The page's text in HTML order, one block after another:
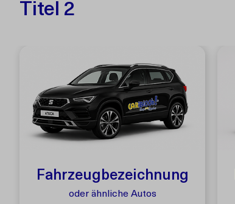
Titel 2
Fahrzeugbezeichnung
oder ähnliche Autos